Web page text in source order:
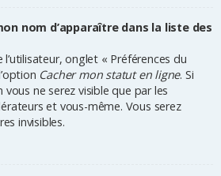
nom d’apparaître dans la liste des
onglet « Préférences du
Cacher mon statut en ligne. Si
ne serez visible que par les
et vous-même. Vous serez
invisibles.